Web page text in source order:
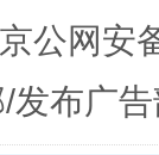
公网安
布广